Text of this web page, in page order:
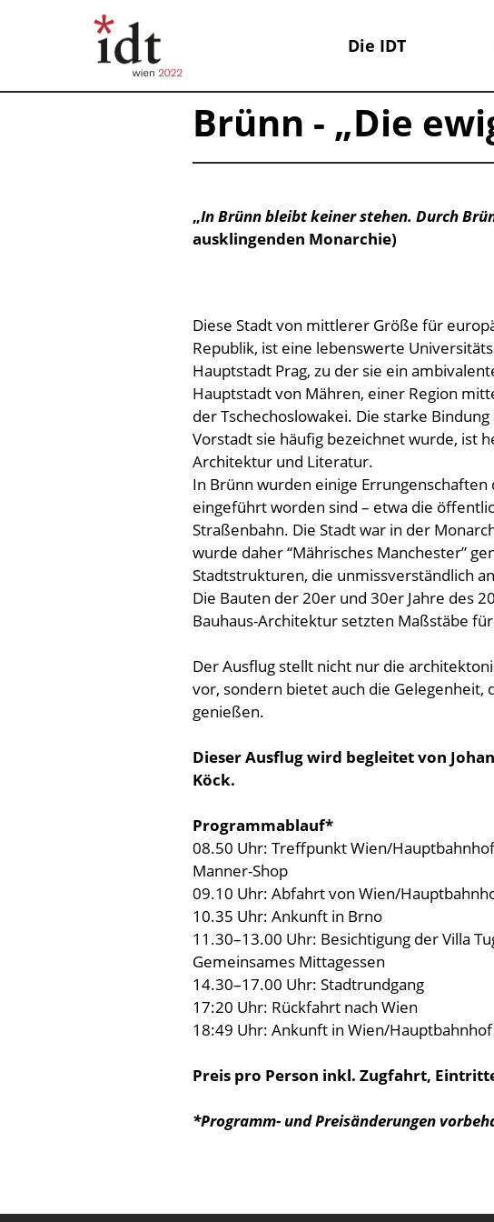
Die IDT
Brünn - „Die
„In Brünn bleibt keiner stehen. Durch
ausklingenden Monarchie)
Diese Stadt von mittlerer Größe für
Republik, ist eine lebenswerte
Hauptstadt Prag, zu der sie ein
Hauptstadt von Mähren, einer Region
der Tschechoslowakei. Die starke
Vorstadt sie häufig bezeichnet wurde, ist
Architektur und Literatur.
In Brünn wurden einige
eingeführt worden sind – etwa die
Straßenbahn. Die Stadt war in der
wurde daher “Mährisches Manchester”
Stadtstrukturen, die unmissverständlich
Die Bauten der 20er und 30er Jahre des
Bauhaus-Architektur setzten Maßstäbe
Der Ausflug stellt nicht nur die
vor, sondern bietet auch die Gelegenheit,
genießen.
Dieser Ausflug wird begleitet von
Köck.
Programmablauf*
08.50 Uhr: Treffpunkt Wien/
Manner-Shop
09.10 Uhr: Abfahrt von Wien/
10.35 Uhr: Ankunft in Brno
11.30–13.00 Uhr: Besichtigung derVilla
Gemeinsames Mittagessen
14.30–17.00 Uhr: Stadtrundgang
17:20 Uhr: Rückfahrt nach Wien
18:49 Uhr: Ankunft in Wien/Hauptbahnhof
Preis pro Person inkl. Zugfahrt,
*Programm- und Preisänderungen